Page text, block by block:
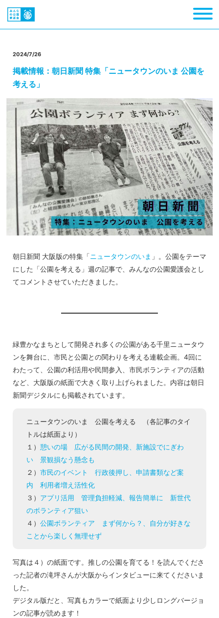
2024/7/26
掲載情報：朝日新聞 特集「ニュータウンのいま 公園を
考える」
朝日新聞 大阪版の特集「ニュータウンのいま 」。公園をテーマ
にした「公園を考える」週の記事で、みんなの公園愛護会とし
てコメントさせていただきました。
緑豊かなまちとして開発され多くの公園がある千里ニュータウ
ンを舞台に、市民と公園との関わりを考える連載企画。4回に
わたって、公園の利活用や民間参入、市民ボランティアの活動
など、大阪版の紙面で大きく取り上げられました。内容は朝日
新聞デジタルにも掲載されています。
ニュータウンのいま 公園を考える （各記事のタイ
トルは紙面より）
１） 憩いの場 広がる民間の開発、新施設でにぎわ
い 景観損なう懸念も
２） 市民のイベント 行政後押し、申請書類など案
内 利用者増え活性化
３） アプリ活用 管理負担軽減、報告簡単に 新世代
のボランティア狙い
４） 公園ボランティア まず何から？、自分が好きな
ことから楽しく無理せず
写真は４）の紙面です。推しの公園を育てる！を読んでくださ
った記者の滝坪さんが大阪からインタビューに来てくださいま
した。
デジタル版だと、写真もカラーで紙面より少しロングバージョ
ンの記事が読めます！